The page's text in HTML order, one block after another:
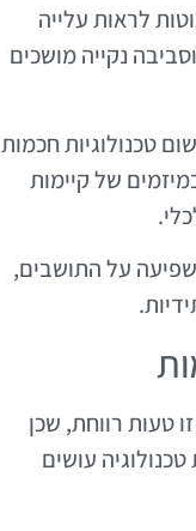
לראות עלייה
נקייה מושכים
טכנולוגיות חכמות
של קיימות
על התושבים,
טעות רווחת, שכן
עושים